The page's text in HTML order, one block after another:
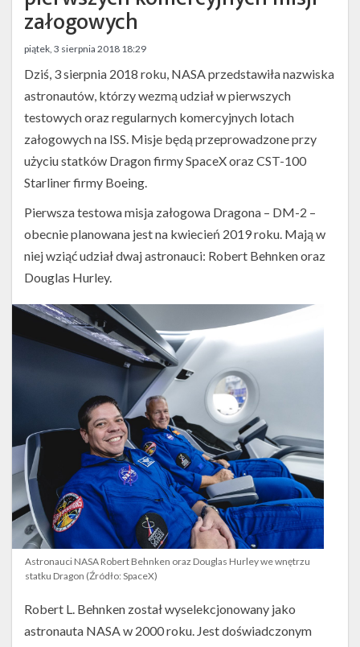
Kalendarze
załogowych
piątek, 3 sierpnia 2018 18:29
Astronauci,
którzy
wezmą
udział
pierwszych
komercyjnych
załogowych
NASA)
Dziś, 3 sierpnia 2018 roku, NASA przedstawiła nazwiska
astronautów, którzy wezmą udział w pierwszych
testowych oraz regularnych komercyjnych lotach
załogowych na ISS. Misje będą przeprowadzone przy
użyciu statków Dragon firmy SpaceX oraz CST-100
Starliner firmy Boeing.
Pierwsza testowa misja załogowa Dragona – DM-2 –
obecnie planowana jest na kwiecień 2019 roku. Mają w
niej wziąć udział dwaj astronauci: Robert Behnken oraz
Douglas Hurley.
Astronauci NASA Robert Behnken oraz Douglas Hurley we wnętrzu
statku Dragon (Źródło: SpaceX)
Robert L. Behnken został wyselekcjonowany jako
astronauta NASA w 2000 roku. Jest doświadczonym